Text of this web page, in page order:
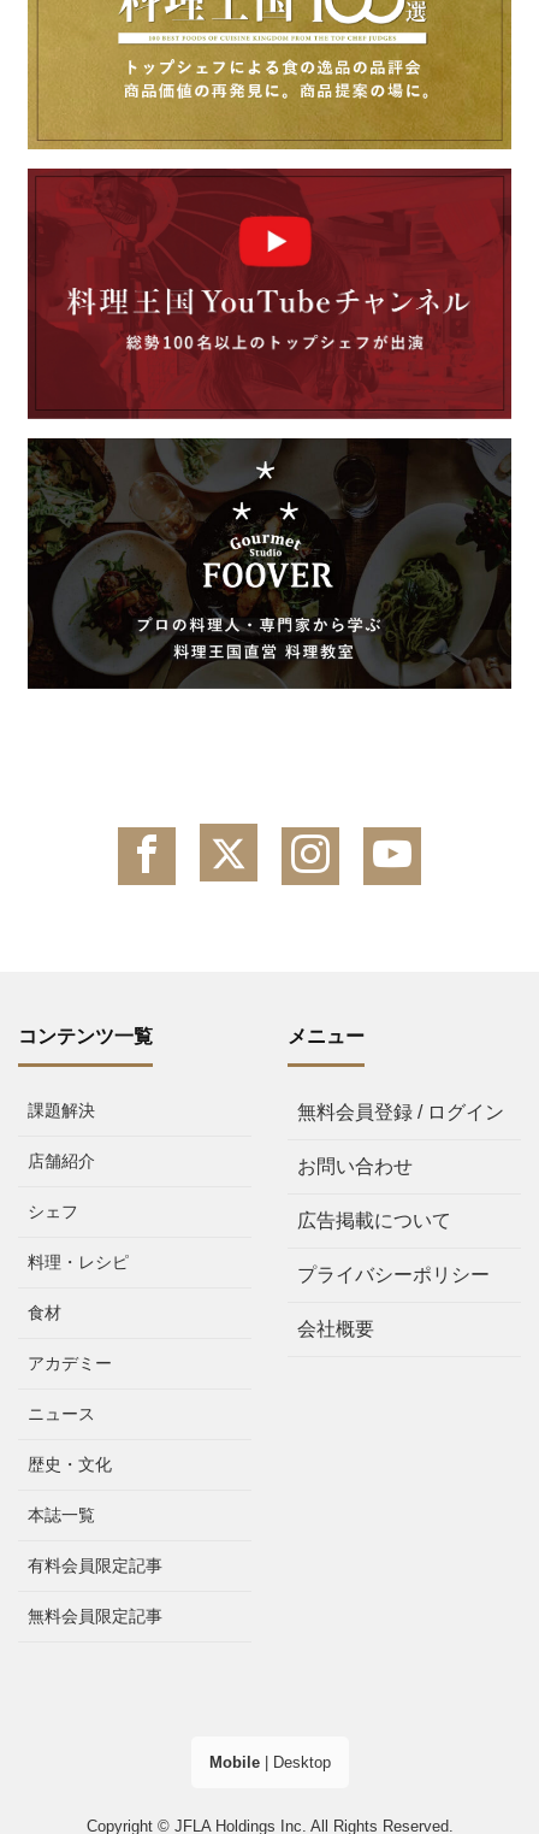
コンテンツ一覧
課題解決
店舗紹介
シェフ
料理・レシピ
食材
アカデミー
ニュース
歴史・文化
本誌一覧
有料会員限定記事
無料会員限定記事
メニュー
無料会員登録 / ログイン
お問い合わせ
広告掲載について
プライバシーポリシー
会社概要
Mobile| Desktop
Copyright © JFLA Holdings Inc. All Rights Reserved.